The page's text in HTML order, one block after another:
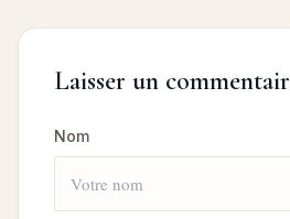
Laisser un
Nom